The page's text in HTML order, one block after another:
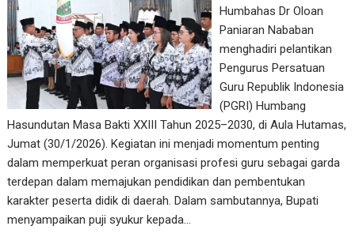
Humbahas Dr Oloan
Paniaran Nababan
menghadiri pelantikan
Pengurus Persatuan
Guru Republik Indonesia
(PGRI) Humbang
Hasundutan Masa Bakti XXIII Tahun 2025–2030, di Aula Hutamas,
Jumat (30/1/2026). Kegiatan ini menjadi momentum penting
dalam memperkuat peran organisasi profesi guru sebagai garda
terdepan dalam memajukan pendidikan dan pembentukan
karakter peserta didik di daerah. Dalam sambutannya, Bupati
menyampaikan puji syukur kepada…